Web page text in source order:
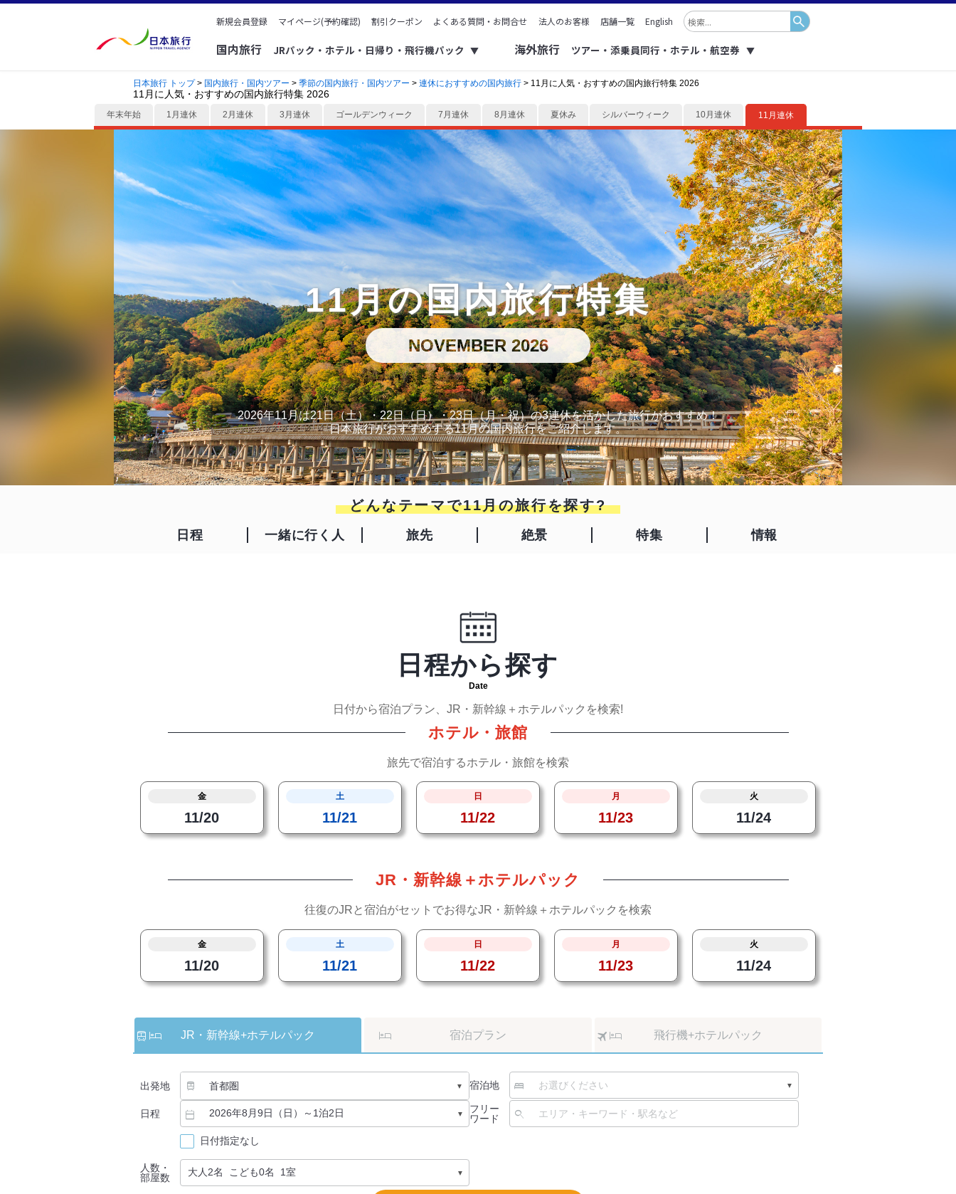
新規会員登録 マイページ(予約確認) 割引クーポン よくある質問・お問合せ 法人のお客様 店舗一覧 English
国内旅行 JRパック・ホテル・日帰り・飛行機パック ▼ 海外旅行 ツアー・添乗員同行・ホテル・航空券 ▼
日本旅行 トップ> 国内旅行・国内ツアー > 季節の国内旅行・国内ツアー > 連休におすすめの国内旅行 > 11月に人気・おすすめの国内旅行特集 2026
11月に人気・おすすめの国内旅行特集 2026
年末年始 1月連休 2月連休 3月連休 ゴールデンウィーク 7月連休 8月連休 夏休み シルバーウィーク 10月連休 11月連休
11月の国内旅行特集
NOVEMBER 2026
2026年11月は21日（土）・22日（日）・23日（月・祝）の3連休を活かした旅行がおすすめ！
日本旅行がおすすめする11月の国内旅行をご紹介します。
どんなテーマで11月の旅行を探す?
日程 一緒に行く人 旅先 絶景 特集 情報
日程から探す
Date
日付から宿泊プラン、JR・新幹線＋ホテルパックを検索!
ホテル・旅館
旅先で宿泊するホテル・旅館を検索
金
11/20
土
11/21
日
11/22
月
11/23
火
11/24
JR・新幹線＋ホテルパック
往復のJRと宿泊がセットでお得なJR・新幹線＋ホテルパックを検索
金
11/20
土
11/21
日
11/22
月
11/23
火
11/24
JR・新幹線+ホテルパック 宿泊プラン 飛行機+ホテルパック
出発地 宿泊地
フリー
ワード
日程
日付指定なし
人数・
部屋数